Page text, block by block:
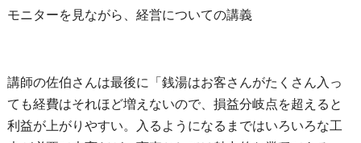
モニターを見ながら、経営についての講義
講師の佐伯さんは最後に「銭湯はお客さんがたくさん入っ
ても経費はそれほど増えないので、損益分岐点を超えると
利益が上がりやすい。入るようになるまではいろいろな工